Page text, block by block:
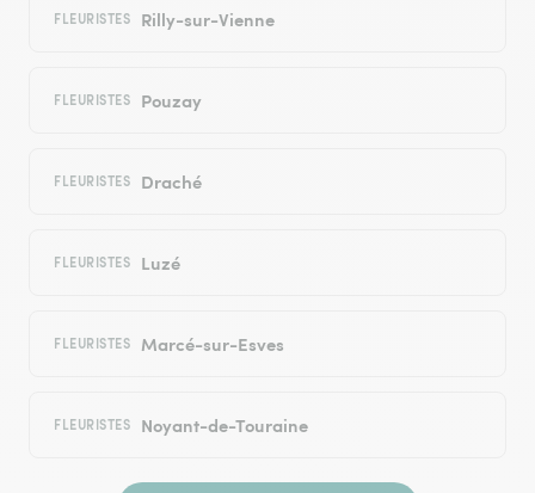
FLEURISTES Rilly-sur-Vienne
FLEURISTES Pouzay
FLEURISTES Draché
FLEURISTES Luzé
FLEURISTES Marcé-sur-Esves
FLEURISTES Noyant-de-Touraine